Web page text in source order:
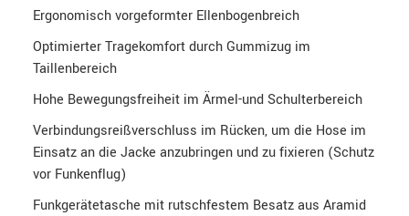
Ergonomisch vorgeformter Ellenbogenbreich
Optimierter Tragekomfort durch Gummizug im
Taillenbereich
Hohe Bewegungsfreiheit im Ärmel-und Schulterbereich
Verbindungsreißverschluss im Rücken, um die Hose im
Einsatz an die Jacke anzubringen und zu fixieren (Schutz
vor Funkenflug)
Funkgerätetasche mit rutschfestem Besatz aus Aramid